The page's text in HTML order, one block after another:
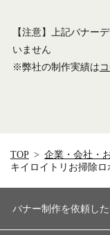
【注意】上記バナー
いません
※弊社の制作実績は
TOP
企業・会社・
キイロイトリお掃除ロ
バナー制作を依頼し